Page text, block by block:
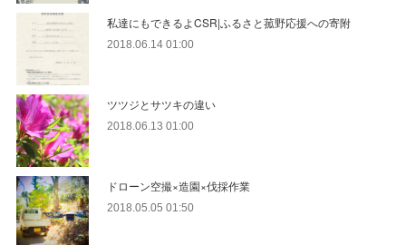
私達にもできるよCSR|ふるさと菰野応援への寄附
2018.06.14 01:00
ツツジとサツキの違い
2018.06.13 01:00
ドローン空撮×造園×伐採作業
2018.05.05 01:50